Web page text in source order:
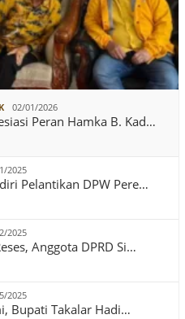
02/01/2026
Peran Hamka B. Kad…
2025
Pelantikan DPW Pere…
2025
Anggota DPRD Si…
2025
Bupati Takalar Hadi…